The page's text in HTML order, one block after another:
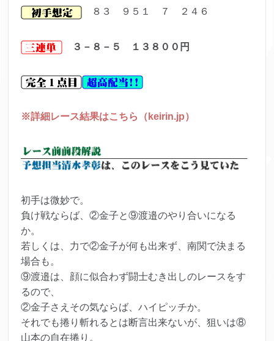
８３ ９５１ ７ ２４６
３－８－５ １３８００ 円
※詳細レース結果はこちら（keirin.jp）
初手は微妙で。
負け戦ならば、②金子と⑨渡邉のやり合いになる
か。
若しくは、力で②金子が何も出来ず、南関で決まる
場合も。
⑨渡邉は、顔に似合わず闘士むき出しのレースをす
るので、
②金子さえその気ならば、ハイピッチか。
それでも捲り斬れるとは断言出来ないが、狙いは⑧
山本の自在捲り。